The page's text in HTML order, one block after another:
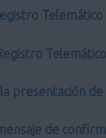
presentación
de